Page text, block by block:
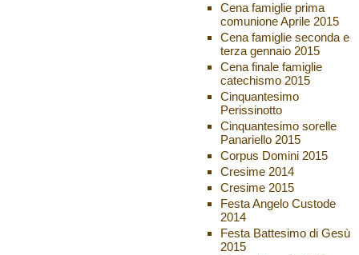
Cena famiglie prima
comunione Aprile 2015
Cena famiglie seconda e
terza gennaio 2015
Cena finale famiglie
catechismo 2015
Cinquantesimo
Perissinotto
Cinquantesimo sorelle
Panariello 2015
Corpus Domini 2015
Cresime 2014
Cresime 2015
Festa Angelo Custode
2014
Festa Battesimo di Gesù
2015